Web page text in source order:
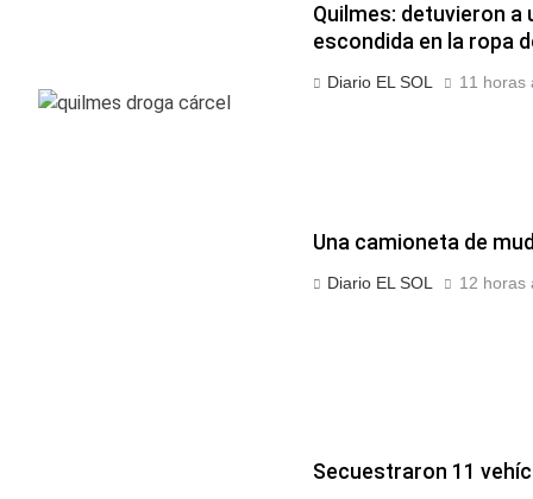
Quilmes: detuvieron
escondida en la ropa
Diario EL SOL 11 horas
Una camioneta de
Diario EL SOL 12 horas
Secuestraron 11